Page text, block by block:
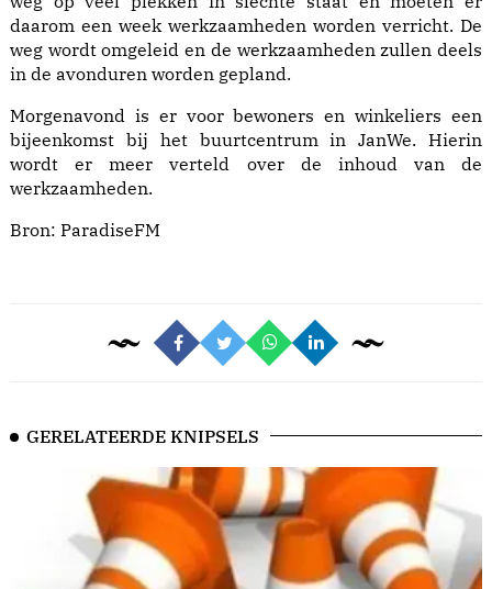
daarom een week werkzaamheden worden verricht. De
weg wordt omgeleid en de werkzaamheden zullen deels
in de avonduren worden gepland.
Morgenavond is er voor bewoners en winkeliers een
bijeenkomst bij het buurtcentrum in JanWe. Hierin
wordt er meer verteld over de inhoud van de
werkzaamheden.
Bron: ParadiseFM
GERELATEERDE KNIPSELS